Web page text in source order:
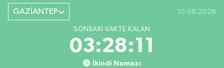
GAZİANTEP 10.08.2026
SONRAKI VAKTE KALAN
03:28:10
İkindi Namazı